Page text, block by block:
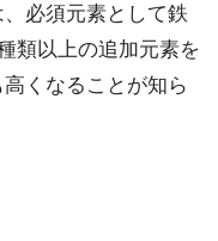
必須元素として鉄
類以上の追加元素を
くなることが知ら